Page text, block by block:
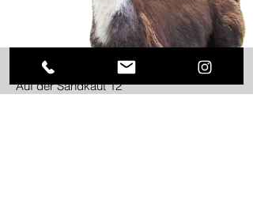
Auf der Sandkaut 12